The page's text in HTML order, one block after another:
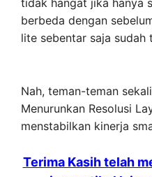
tidak hangat jika hanya
berbeda dengan
lite sebentar saja sudah
Nah, teman-teman
Menurunkan Resolusi
menstabilkan kinerja
Terima Kasih telah